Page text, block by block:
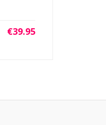
€39.95